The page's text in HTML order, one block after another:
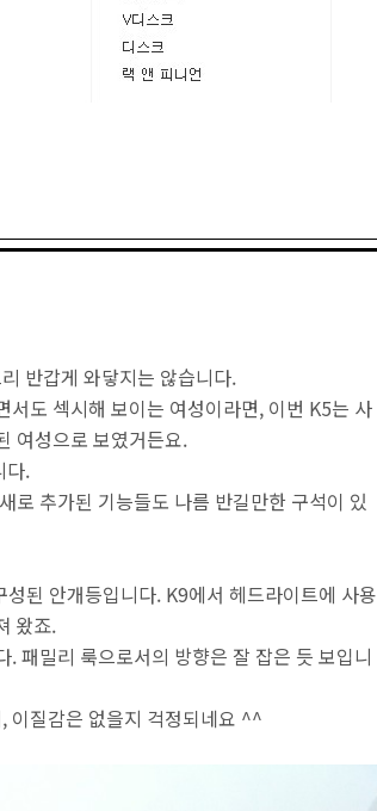
반갑게 와닿지는 않습니다.
도 섹시해 보이는 여성이라면, 이번 K5는 사
여성으로 보였거든요.
다.
로 추가된 기능들도 나름 반길만한 구석이 있
된 안개등입니다. K9에서 헤드라이트에 사용
왔죠.
패밀리 룩으로서의 방향은 잘 잡은 듯 보입니
이질감은 없을지 걱정되네요 ^^